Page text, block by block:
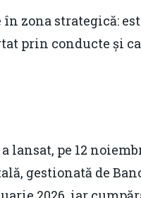
zona strategică:
prin conducte și
pe 12
gestionată de